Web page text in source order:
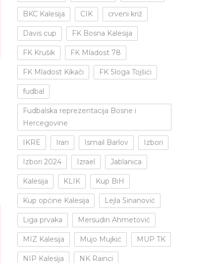
BKC Kalesija CIK crveni križ
Davis cup FK Bosna Kalesija
FK Krušik FK Mladost 78
FK Mladost Kikači FK Sloga Tojšići
fudbal
Fudbalska reprezentacija Bosne i
Hercegovine
IKRE Iran Ismail Barlov Izbori
Izbori 2024 Izrael Jablanica
Kalesija KLIK Kup BiH
Kup općine Kalesija Lejla Sinanović
Liga prvaka Mersudin Ahmetović
MIZ Kalesija Mujo Mujkić MUP TK
NIP Kalesija NK Rainci